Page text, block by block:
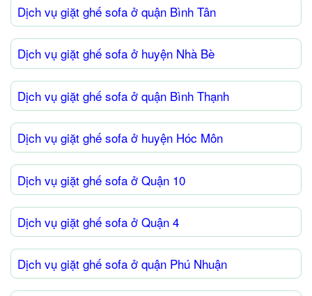
Dịch vụ giặt ghế sofa ở quận Bình Tân
Dịch vụ giặt ghế sofa ở huyện Nhà Bè
Dịch vụ giặt ghế sofa ở quận Bình Thạnh
Dịch vụ giặt ghế sofa ở huyện Hóc Môn
Dịch vụ giặt ghế sofa ở Quận 10
Dịch vụ giặt ghế sofa ở Quận 4
Dịch vụ giặt ghế sofa ở quận Phú Nhuận